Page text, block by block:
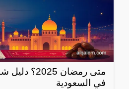
متى رمضان
في السعودية